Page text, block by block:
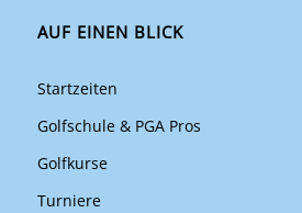
AUF EINEN BLICK
Startzeiten
Golfschule & PGA Pros
Golfkurse
Turniere